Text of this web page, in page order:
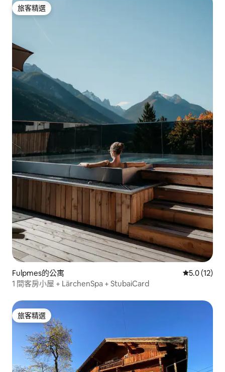
旅客精選
旅客精選
Fulpmes的公寓 從 12 則評
5.0 (12)
1 間客房小屋 + LärchenSpa + StubaiCard
旅客精選
旅客精選